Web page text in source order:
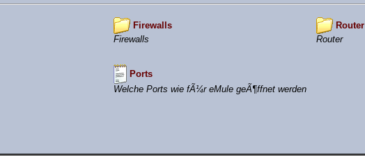
Firewalls
Firewalls
Router
Router
Ports
Welche Ports wie fÃ¼r eMule geÃ¶ffnet werden